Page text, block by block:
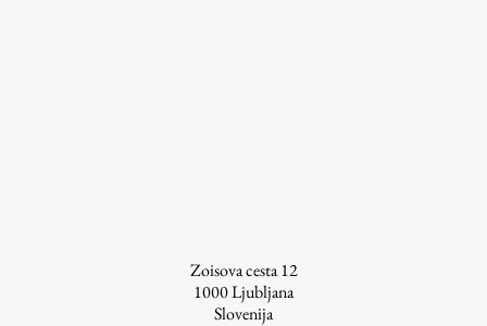
Zoisova cesta 12
1000Ljubljana
Slovenija